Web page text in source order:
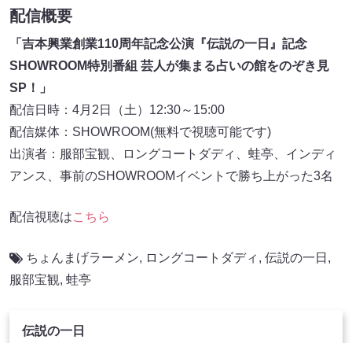
配信概要
「吉本興業創業110周年記念公演『伝説の一日』記念
SHOWROOM特別番組 芸人が集まる占いの館をのぞき見
SP！」
配信日時：4月2日（土）12:30～15:00
配信媒体：SHOWROOM(無料で視聴可能です)
出演者：服部宝観、ロングコートダディ、蛙亭、インディ
アンス、事前のSHOWROOMイベントで勝ち上がった3名
配信視聴はこちら
ちょんまげラーメン, ロングコートダディ , 伝説の一日 ,
服部宝観, 蛙亭
伝説の一日